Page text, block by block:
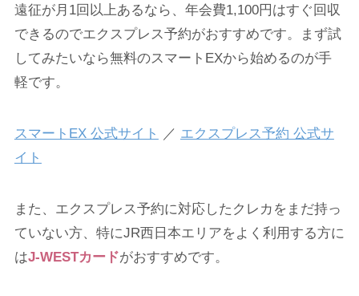
遠征が月1回以上あるなら、年会費1,100円はすぐ回収
できるのでエクスプレス予約がおすすめです。まず試
してみたいなら無料のスマートEXから始めるのが手
軽です。
スマートEX 公式サイト ／ エクスプレス予約 公式サ
イト
また、エクスプレス予約に対応したクレカをまだ持っ
ていない方、特にJR西日本エリアをよく利用する方に
はJ-WESTカードがおすすめです。